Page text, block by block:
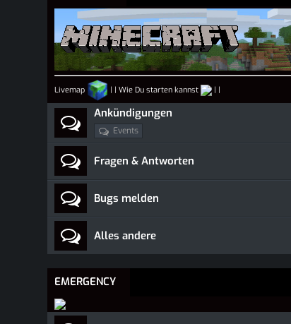
Livemap | |Wie Du starten kannst | |
Ankündigungen
Events
Fragen & Antworten
Bugs melden
Alles andere
EMERGENCY